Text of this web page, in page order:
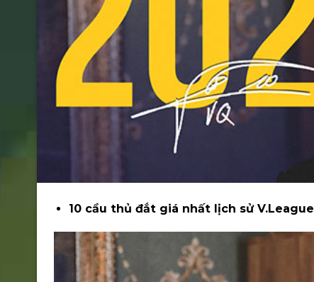
10 cầu thủ đắt giá nhất lịch sử V.League